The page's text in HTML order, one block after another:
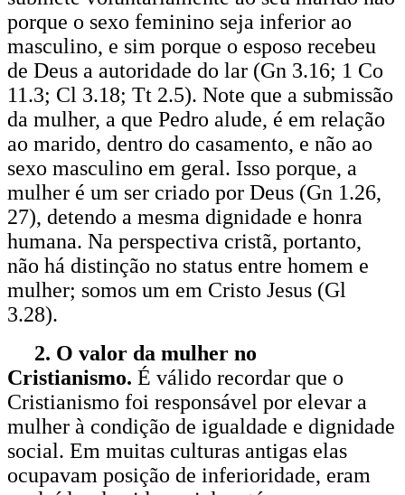
porque o sexo feminino seja inferior ao
masculino, e sim porque o esposo recebeu
de Deus a autoridade do lar (Gn 3.16; 1 Co
11.3; Cl 3.18; Tt 2.5). Note que a submissão
da mulher, a que Pedro alude, é em relação
ao marido, dentro do casamento, e não ao
sexo masculino em geral. Isso porque, a
mulher é um ser criado por Deus (Gn 1.26,
27), detendo a mesma dignidade e honra
humana. Na perspectiva cristã, portanto,
não há distinção no status entre homem e
mulher; somos um em Cristo Jesus (Gl
3.28).
2. O valor da mulher no
Cristianismo. É válido recordar que o
Cristianismo foi responsável por elevar a
mulher à condição de igualdade e dignidade
social. Em muitas culturas antigas elas
ocupavam posição de inferioridade, eram